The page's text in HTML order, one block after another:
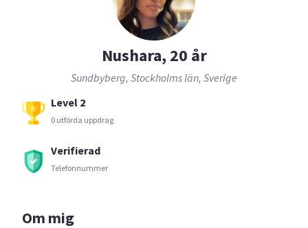
Nushara, 20 år
Sundbyberg, Stockholms län, Sverige
Level 2
0 utförda uppdrag
Verifierad
Telefonnummer
Om mig